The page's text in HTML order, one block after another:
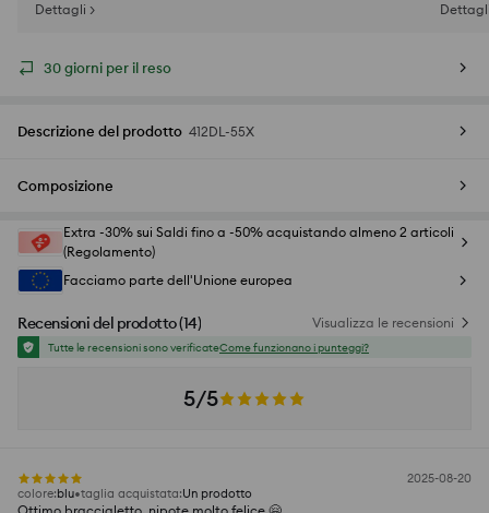
Dettagli >
30 giorni per il reso
Descrizione del prodotto 412DL-55X
Composizione
Extra -30% sui Saldi fino a -50% acquistando almeno 2 articoli
(Regolamento)
Facciamo parte dell'Unione europea
Recensioni del prodotto(14) Visualizza le recensioni
Tutte le recensioni sono verificateCome funzionano i punteggi?
5/5
2025-08-20
colore:blu taglia acquistata:Un prodotto